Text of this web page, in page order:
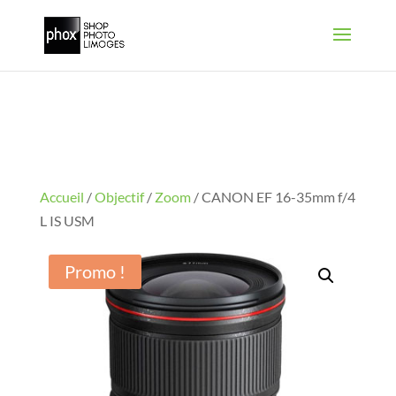
Accueil /Objectif/ Zoom/ CANON EF 16-35mm f/4
L IS USM
Promo !